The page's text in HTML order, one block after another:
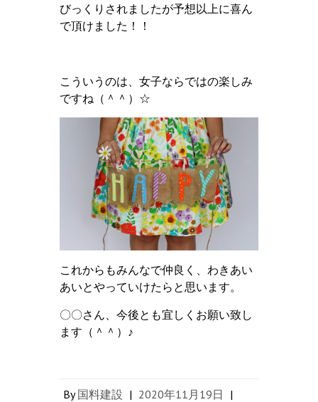
びっくりされましたが予想以上に喜ん
で頂けました！！
こういうのは、女子ならではの楽しみ
ですね（＾＾）☆
これからもみんなで仲良く、わきあい
あいとやっていけたらと思います。
〇〇さん、今後とも宜しくお願い致し
ます（＾＾）♪
By国料建設 | 2020年11月19日 |